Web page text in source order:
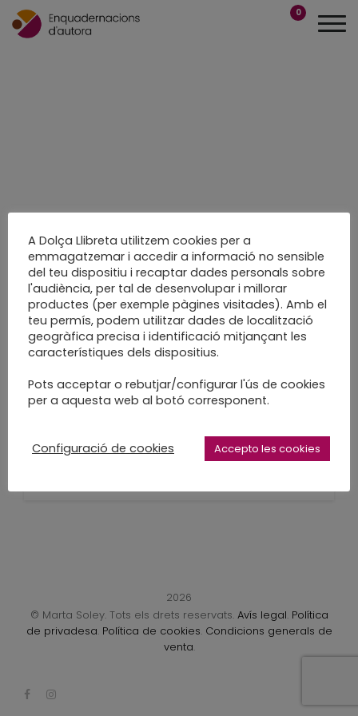
0
Amb Parc estudi a les
Tes Talks
Xerrada a Lanauva a Sabdell
2026
© Marta Soley. Tots els drets reservats. Avís legal. Política
de privadesa. Política de cookies. Condicions generals de
venta.
A Dolça Llibreta utilitzem cookies per a
emmagatzemar i accedir a informació no sensible
del teu dispositiu i recaptar dades personals sobre
l'audiència, per tal de desenvolupar i millorar
productes (per exemple pàgines visitades). Amb el
teu permís, podem utilitzar dades de localització
geogràfica precisa i identificació mitjançant les
característiques dels dispositius.
Pots acceptar o rebutjar/configurar l'ús de cookies
per a aquesta web al botó corresponent.
Configuració de cookies Accepto les cookies